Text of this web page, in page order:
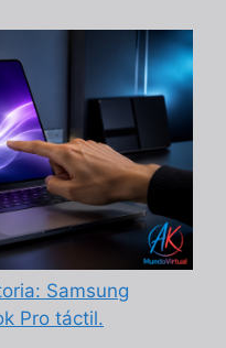
Samsung
Pro táctil.